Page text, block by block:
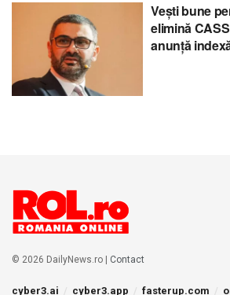
Vești bune
elimină
anunță
© 2026 DailyNews.ro | Contact
cyber3.ai cyber3.app fasterup.com